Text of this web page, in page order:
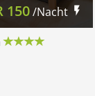
150/Nacht